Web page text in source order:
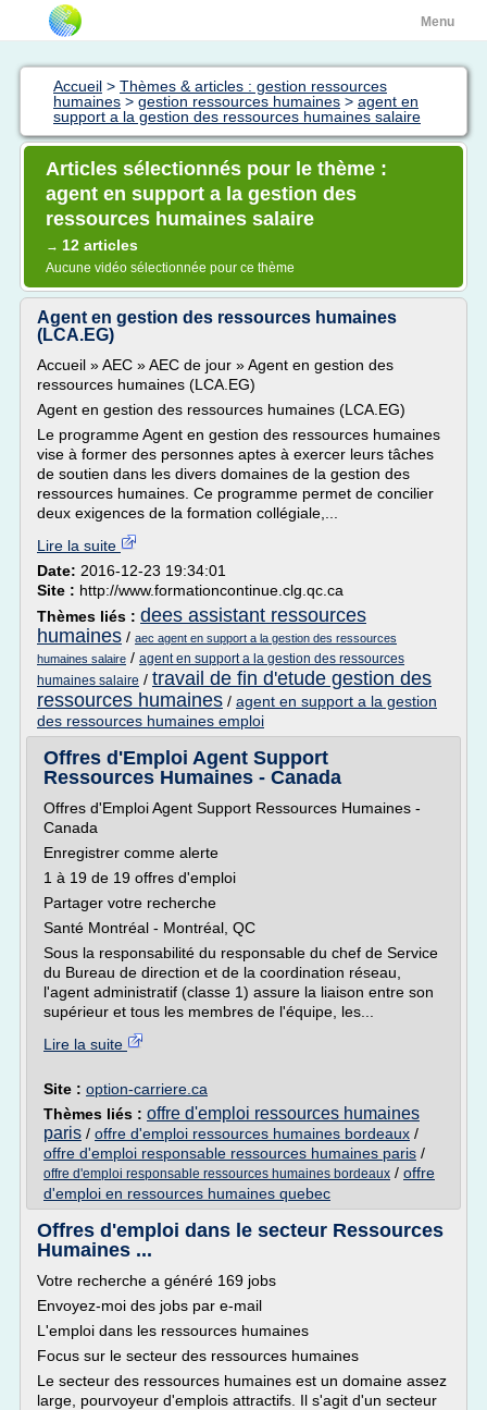
Menu
Accueil > Thèmes & articles : gestion ressources
humaines > gestion ressources humaines > agent en
support a la gestion des ressources humaines salaire
Articles sélectionnés pour le thème :
agent en support a la gestion des
ressources humaines salaire
→ 12 articles
Aucune vidéo sélectionnée pour ce thème
Agent en gestion des ressources humaines
(LCA.EG)
Accueil » AEC » AEC de jour » Agent en gestion des
ressources humaines (LCA.EG)
Agent en gestion des ressources humaines (LCA.EG)
Le programme Agent en gestion des ressources humaines
vise à former des personnes aptes à exercer leurs tâches
de soutien dans les divers domaines de la gestion des
ressources humaines. Ce programme permet de concilier
deux exigences de la formation collégiale,...
Lire la suite
Date: 2016-12-23 19:34:01
Site : http://www.formationcontinue.clg.qc.ca
Thèmes liés : dees assistant ressources
humaines / aec agent en support a la gestion des ressources
humaines salaire / agent en support a la gestion des ressources
humaines salaire / travail de fin d'etude gestion des
ressources humaines / agent en support a la gestion
des ressources humaines emploi
Offres d'Emploi Agent Support
Ressources Humaines - Canada
Offres d'Emploi Agent Support Ressources Humaines -
Canada
Enregistrer comme alerte
1 à 19 de 19 offres d'emploi
Partager votre recherche
Santé Montréal - Montréal, QC
Sous la responsabilité du responsable du chef de Service
du Bureau de direction et de la coordination réseau,
l'agent administratif (classe 1) assure la liaison entre son
supérieur et tous les membres de l'équipe, les...
Lire la suite
Site : option-carriere.ca
Thèmes liés : offre d'emploi ressources humaines
paris / offre d'emploi ressources humaines bordeaux /
offre d'emploi responsable ressources humaines paris /
offre d'emploi responsable ressources humaines bordeaux / offre
d'emploi en ressources humaines quebec
Offres d'emploi dans le secteur Ressources
Humaines ...
Votre recherche a généré 169 jobs
Envoyez-moi des jobs par e-mail
L'emploi dans les ressources humaines
Focus sur le secteur des ressources humaines
Le secteur des ressources humaines est un domaine assez
large, pourvoyeur d'emplois attractifs. Il s'agit d'un secteur